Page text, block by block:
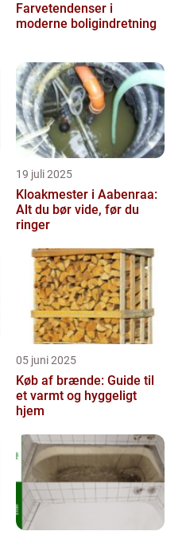
Farvetendenser i
moderne boligindretning
19 juli 2025
Kloakmester i Aabenraa:
Alt du bør vide, før du
ringer
05 juni 2025
Køb af brænde: Guide til
et varmt og hyggeligt
hjem